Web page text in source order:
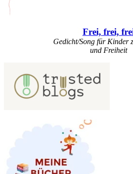
Frei, frei,
Gedicht/Song für Kinder
und Freiheit